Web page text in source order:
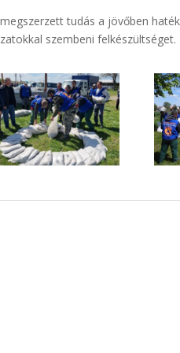
tudás a jövőben
szembeni felkészültséget.